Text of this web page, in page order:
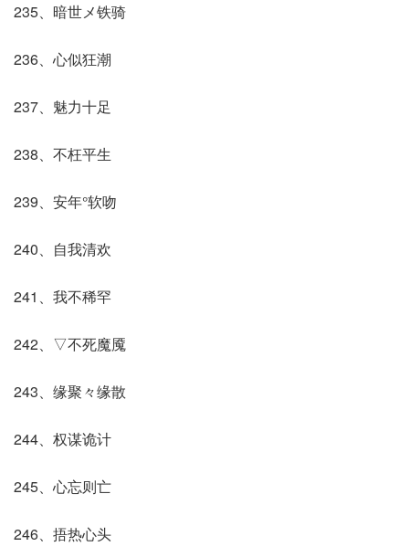
235、暗世メ铁骑
236、心似狂潮
237、魅力十足
238、不枉平生
239、安年°软吻
240、自我清欢
241、我不稀罕
242、▽不死魔魇
243、缘聚々缘散
244、权谋诡计
245、心忘则亡
246、捂热心头